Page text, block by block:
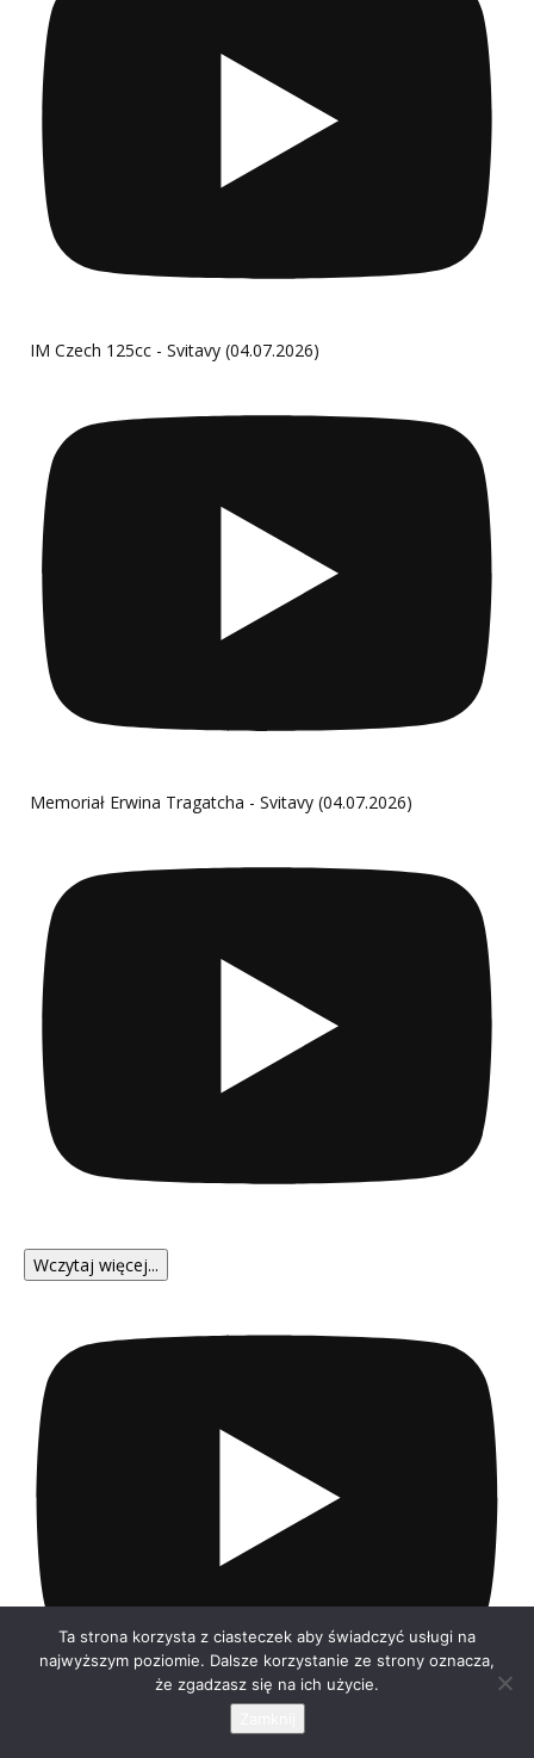
IM Czech 125cc - Svitavy (04.07.2026)
Memoriał Erwina Tragatcha - Svitavy (04.07.2026)
Wczytaj więcej...
Ta strona korzysta z ciasteczek aby świadczyć usługi na
najwyższym poziomie. Dalsze korzystanie ze strony oznacza,
że zgadzasz się na ich użycie.